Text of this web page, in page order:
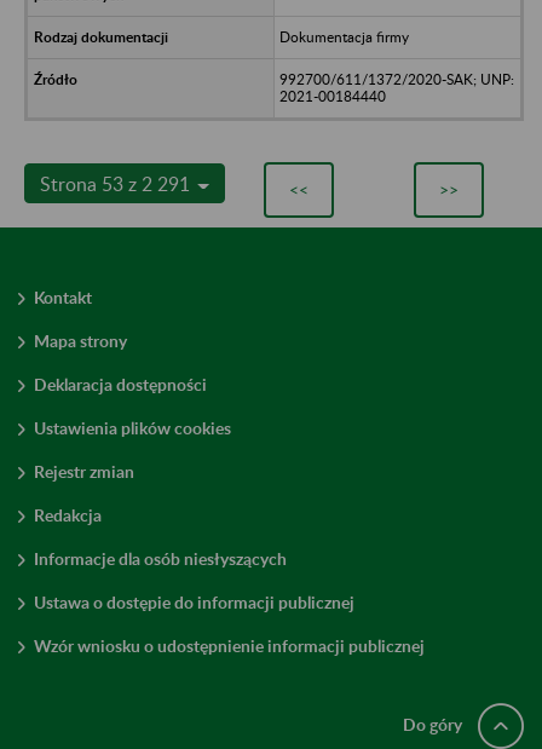
Dokumentacja firmy
992700/611/1372/2020-SAK; UNP:
2021-00184440
Strona 53 z 2 291 << >>
Kontakt
Mapa strony
Deklaracja dostępności
Ustawienia plików cookies
Rejestr zmian
Redakcja
Informacje dla osób niesłyszących
Ustawa o dostępie do informacji publicznej
Wzór wniosku o udostępnienie informacji publicznej
Do góry